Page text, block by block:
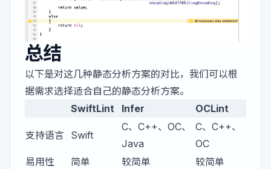
总结
以下是对这几种静态分析方案的对比，我们可以根
据需求选择适合自己的静态分析方案。
SwiftLint
Infer OCLint
支持语言 Swift
C、C++、OC、
Java
C、C++、
OC
易用性
简单 较简单
较简单